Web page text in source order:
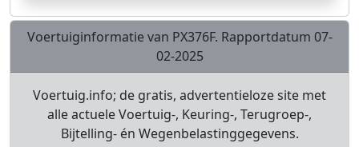
Voertuiginformatie van PX376F. Rapportdatum 07-
02-2025
Voertuig.info; de gratis, advertentieloze site met
alle actuele Voertuig-, Keuring-, Terugroep-,
Bijtelling- én Wegenbelastinggegevens.